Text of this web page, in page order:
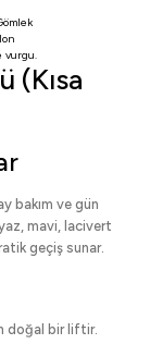
vurgu.
(Kısa
bakım ve gün
mavi, lacivert
geçiş sunar.
doğal bir liftir.